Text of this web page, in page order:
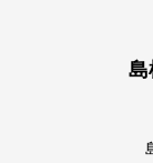
島